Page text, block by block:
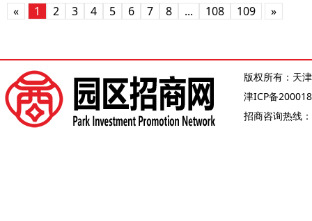
« 1 2 3 4 5 6 7 8 ... 108 109 »
版权所有：天
津ICP备
招商咨询热线：